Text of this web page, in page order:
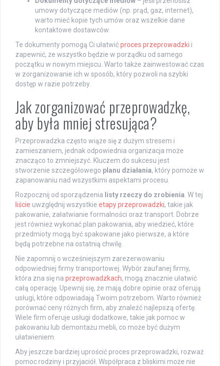
umowy dotyczące mediów (np. prąd, gaz, internet),
warto mieć kopie tych umów oraz wszelkie dane
kontaktowe dostawców.
Te dokumenty pomogą Ci ułatwićproces przeprowadzki i
zapewnić, że wszystko będzie w porządku od samego
początku w nowym miejscu. Warto także zainwestować czas
w zorganizowanie ich w sposób, który pozwoli na szybki
dostęp w razie potrzeby.
Jak zorganizować przeprowadzkę,
aby była mniej stresująca?
Przeprowadzka często wiąże się z dużym stresem i
zamieszaniem, jednak odpowiednia organizacja może
znacząco to zmniejszyć. Kluczem do sukcesu jest
stworzenie szczegółowego planu działania, który pomoże w
zapanowaniu nad wszystkimi aspektami procesu.
Rozpocznij od sporządzenia listy rzeczy do zrobienia . W tej
liście uwzględnij wszystkie etapy przeprowadzki, takie jak
pakowanie, załatwianie formalności oraz transport. Dobrze
jest również wykonać plan pakowania, aby wiedzieć, które
przedmioty mogą być spakowane jako pierwsze, a które
będą potrzebne na ostatnią chwilę.
Nie zapomnij o wcześniejszym zarezerwowaniu
odpowiedniej firmy transportowej. Wybór zaufanej firmy,
która zna się na przeprowadzkach, mogą znacznie ułatwić
całą operację. Upewnij się, że mają dobre opinie oraz oferują
usługi, które odpowiadają Twoim potrzebom. Warto również
porównać ceny różnych firm, aby znaleźć najlepszą ofertę.
Wiele firm oferuje usługi dodatkowe, takie jak pomoc w
pakowaniu lub demontażu mebli, co może być dużym
ułatwieniem.
Aby jeszcze bardziej uprościć proces przeprowadzki, rozważ
pomoc rodziny i przyjaciół. Współpraca z bliskimi może nie